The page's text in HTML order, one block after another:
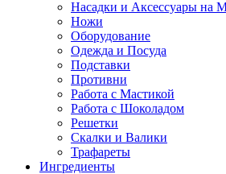
Насадки и Аксессуары на
Ножи
Оборудование
Одежда и Посуда
Подставки
Противни
Работа с Мастикой
Работа с Шоколадом
Решетки
Скалки и Валики
Трафареты
Ингредиенты